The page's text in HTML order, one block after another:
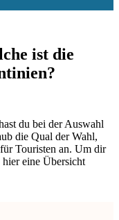
ist die
du bei der Auswahl
die Qual der Wahl,
Touristen an. Um dir
eine Übersicht